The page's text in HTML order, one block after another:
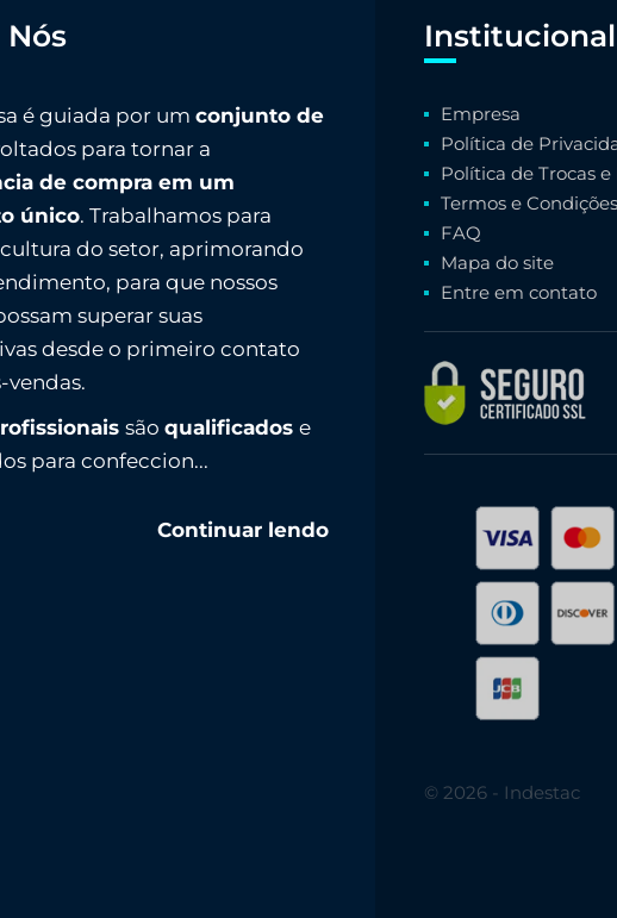
Nós
é guiada por umconjunto de
para tornar a
de compra em um
único. Trabalhamos para
do setor, aprimorando
para que nossos
superar suas
desde o primeiro contato
vendas.
sãoqualificadose
para confeccion...
Continuar lendo
Institucional
Empresa
Política de
Política de Trocas e
Termos e Condições
FAQ
Mapa do site
Entre em contato
© 2026 - Indestac